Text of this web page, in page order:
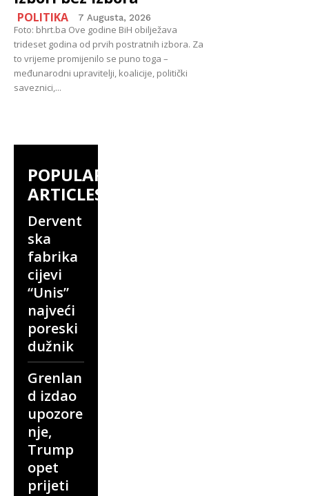
POLITIKA 7 Augusta, 2026
Foto: bhrt.ba Ove godine BiH obilježava
trideset godina od prvih postratnih izbora. Za
to vrijeme promijenilo se puno toga –
međunarodni upravitelji, koalicije, politički
saveznici,...
POPULAR
ARTICLES
Dervent
ska
fabrika
cijevi
“Unis”
najveći
poreski
dužnik
Grenlan
d izdao
upozore
nje,
Trump
opet
prijeti